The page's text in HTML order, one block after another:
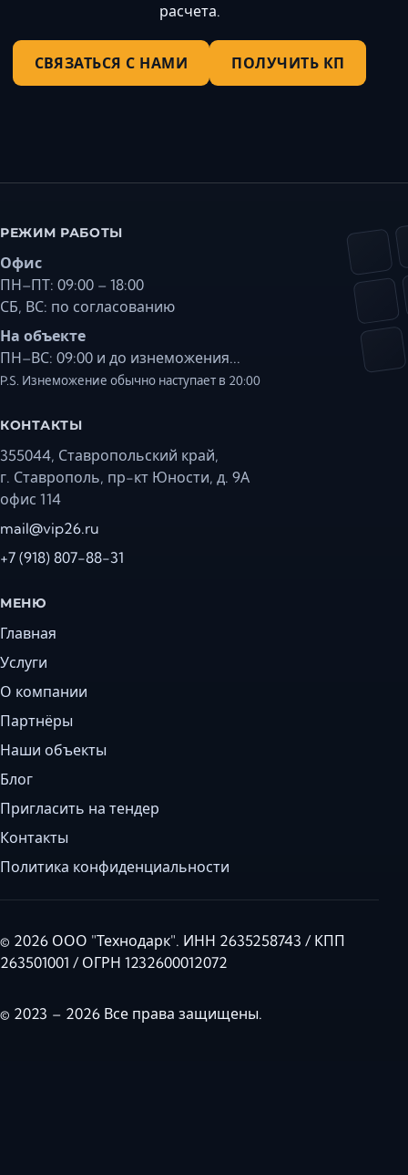
расчета.
СВЯЗАТЬСЯ С НАМИ ПОЛУЧИТЬ КП
РЕЖИМ РАБОТЫ
Офис
ПН–ПТ: 09:00 – 18:00
СБ, ВС: по согласованию
На объекте
ПН–ВС: 09:00 и до изнеможения...
P.S. Изнеможение обычно наступает в 20:00
КОНТАКТЫ
355044, Ставропольский край,
г. Ставрополь, пр-кт Юности, д. 9А
офис 114
mail@vip26.ru
+7 (918) 807-88-31
МЕНЮ
Главная
Услуги
О компании
Партнёры
Наши объекты
Блог
Пригласить на тендер
Контакты
Политика конфиденциальности
© 2026 ООО "Технодарк". ИНН 2635258743 / КПП
263501001 / ОГРН 1232600012072
© 2023 – 2026 Все права защищены.